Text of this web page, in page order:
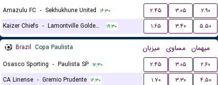
Amazulu FC - Sekhukhune United ۱۶:۳۰ ۲.۴۵ ۳.۰۵
۲.۹۰
Kaizer Chiefs - Lamontville Golden Arrows ۱۹:۳۰ ۱.۶۵ ۳.۴۰ ۵.۵۰
Brazil Copa Paulista میزبان مساوی میهمان
Osasco Sporting - Paulista SP ۱۷:۳۰ ۲.۴۵ ۳.۰۵
۲.۶۰
CA Linense - Gremio Prudente ۱۶:۳۰ ۱.۷۰ ۳.۳۰
۴.۵۰